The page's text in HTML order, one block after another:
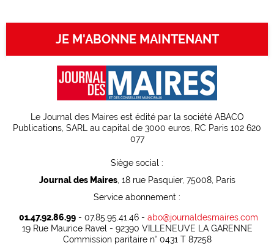
JE M'ABONNE MAINTENANT
Le Journal des Maires est édité par la société ABACO
Publications, SARL au capital de 3000 euros, RC Paris 102 620
077
Siège social :
Journal des Maires, 18 rue Pasquier, 75008, Paris
Service abonnement :
01.47.92.86.99- 07.85.95.41.46 - abo@journaldesmaires.com
19 Rue Maurice Ravel - 92390 VILLENEUVE LA GARENNE
Commission paritaire n° 0431 T 87258